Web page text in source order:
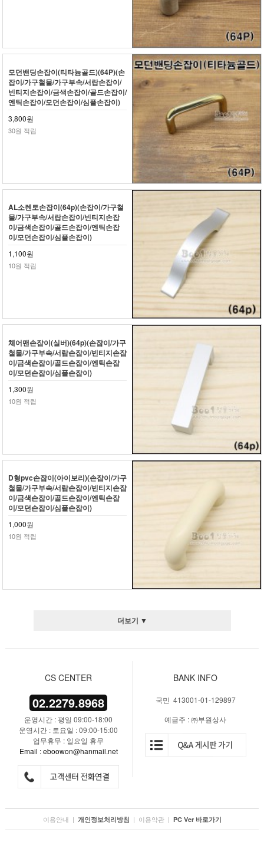
모던밴딩손잡이(티타늄골드)(64P)(손
잡이/가구철물/가구부속/서랍손잡이/
빈티지손잡이/금색손잡이/골드손잡이/
엔틱손잡이/모던손잡이/심플손잡이)
3,800원
30원 적립
AL소렌토손잡이(64p)(손잡이/가구철
물/가구부속/서랍손잡이/빈티지손잡
이/금색손잡이/골드손잡이/엔틱손잡
이/모던손잡이/심플손잡이)
1,100원
10원 적립
체어맨손잡이(실버)(64p)(손잡이/가구
철물/가구부속/서랍손잡이/빈티지손잡
이/금색손잡이/골드손잡이/엔틱손잡
이/모던손잡이/심플손잡이)
1,300원
10원 적립
D형pvc손잡이(아이보리)(손잡이/가구
철물/가구부속/서랍손잡이/빈티지손잡
이/금색손잡이/골드손잡이/엔틱손잡
이/모던손잡이/심플손잡이)
1,000원
10원 적립
더보기 ▼
CS CENTER
02.2279.8968
운영시간 : 평일 09:00-18:00
운영시간 : 토요일 : 09:00-15:00
업무휴무 : 일요일 휴무
Email : eboowon@hanmail.net
BANK INFO
국민 413001-01-129897
예금주 : ㈜부원상사
이용안내 | 개인정보처리방침 | 이용약관 | PC Ver 바로가기